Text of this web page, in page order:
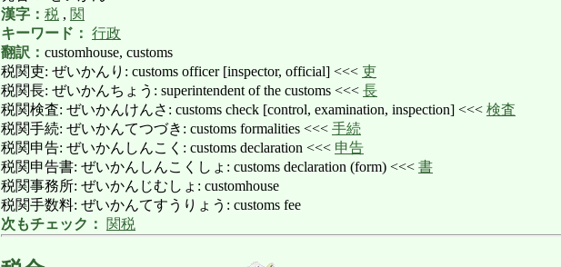
漢字： 税 , 関
キーワード： 行政
翻訳： customhouse, customs
税関吏: ぜいかんり: customs officer [inspector, official] <<< 吏
税関長: ぜいかんちょう: superintendent of the customs <<< 長
税関検査: ぜいかんけんさ: customs check [control, examination, inspection] <<< 検査
税関手続: ぜいかんてつづき: customs formalities <<< 手続
税関申告: ぜいかんしんこく: customs declaration <<< 申告
税関申告書: ぜいかんしんこくしょ: customs declaration (form) <<< 書
税関事務所: ぜいかんじむしょ: customhouse
税関手数料: ぜいかんてすうりょう: customs fee
次もチェック：
関税